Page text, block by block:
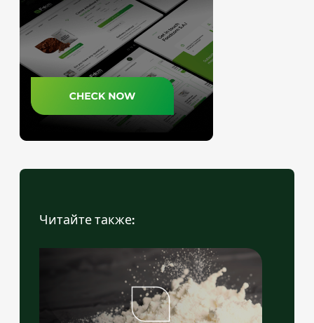
Читайте также: